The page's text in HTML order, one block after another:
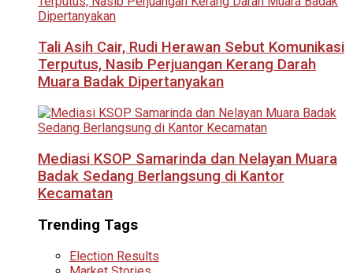
Tali Asih Cair, Rudi Herawan Sebut Komunikasi
Terputus, Nasib Perjuangan Kerang Darah
Muara Badak Dipertanyakan
Mediasi KSOP Samarinda dan Nelayan Muara
Badak Sedang Berlangsung di Kantor
Kecamatan
Trending Tags
Election Results